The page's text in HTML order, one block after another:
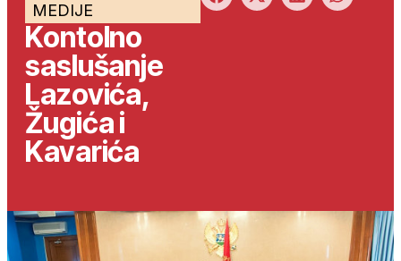
MEDIJE
Kontolno
saslušanje
Lazovića,
Žugića i
Kavarića